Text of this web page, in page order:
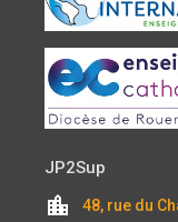
JP2Sup
location_city 48, rue du